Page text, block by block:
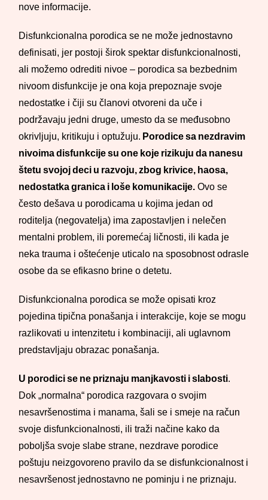
nove informacije.
Disfunkcionalna porodica se ne može jednostavno
definisati, jer postoji širok spektar disfunkcionalnosti,
ali možemo odrediti nivoe – porodica sa bezbednim
nivoom disfunkcije je ona koja prepoznaje svoje
nedostatke i čiji su članovi otvoreni da uče i
podržavaju jedni druge, umesto da se međusobno
okrivljuju, kritikuju i optužuju. Porodice sa nezdravim
nivoima disfunkcije su one koje rizikuju da nanesu
štetu svojoj deci u razvoju, zbog krivice, haosa,
nedostatka granica i loše komunikacije. Ovo se
često dešava u porodicama u kojima jedan od
roditelja (negovatelja) ima zapostavljen i nelečen
mentalni problem, ili poremećaj ličnosti, ili kada je
neka trauma i oštećenje uticalo na sposobnost odrasle
osobe da se efikasno brine o detetu.
Disfunkcionalna porodica se može opisati kroz
pojedina tipična ponašanja i interakcije, koje se mogu
razlikovati u intenzitetu i kombinaciji, ali uglavnom
predstavljaju obrazac ponašanja.
U porodici se ne priznaju manjkavosti i slabosti.
Dok „normalna“ porodica razgovara o svojim
nesavršenostima i manama, šali se i smeje na račun
svoje disfunkcionalnosti, ili traži načine kako da
poboljša svoje slabe strane, nezdrave porodice
poštuju neizgovoreno pravilo da se disfunkcionalnost i
nesavršenost jednostavno ne pominju i ne priznaju.